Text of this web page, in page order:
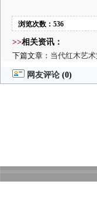
浏览次数：536
>>相关资讯：
下篇文章： 当代红木艺
网友评论 (0)